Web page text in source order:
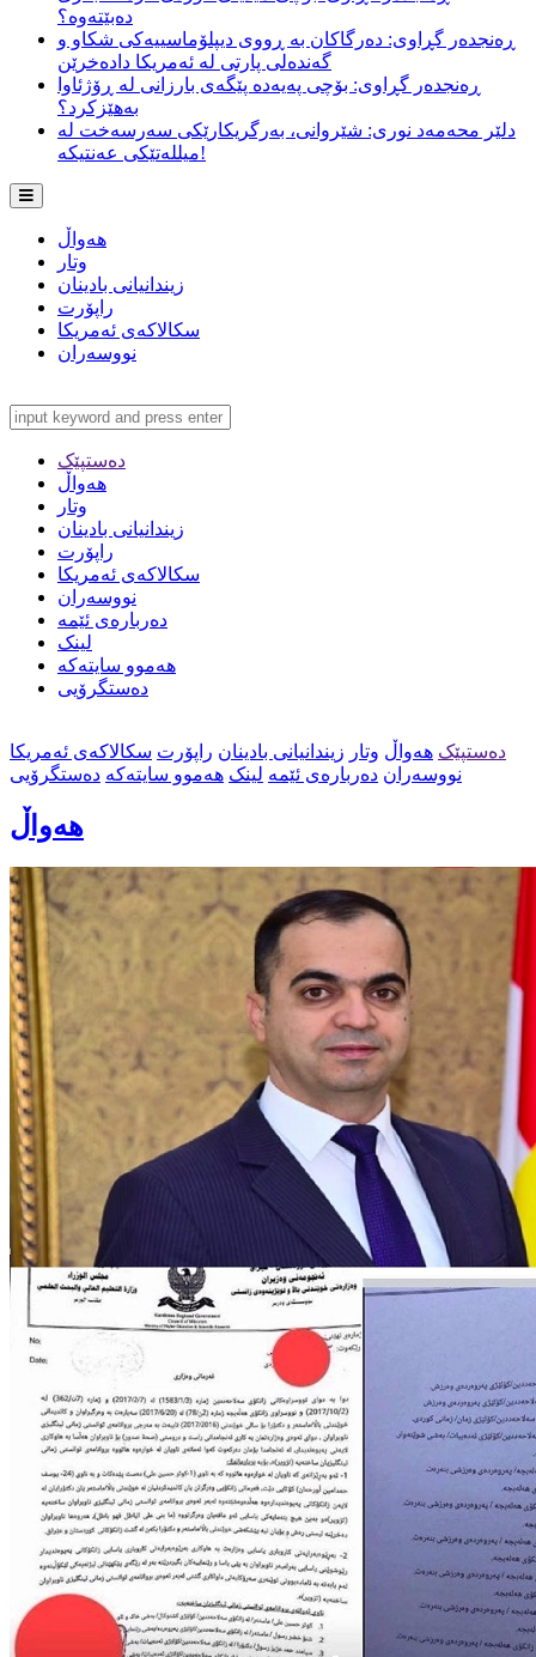
دەبێتەوە؟
ڕەنجدەر گڕاوی: دەرگاکان بە ڕووی دیپلۆماسییەکی شکاو و
گەندەلی پارتی لە ئەمریکا دادەخرێن
ڕەنجدەر گڕاوی: بۆچی پەیەدە پێگەی بارزانی لە ڕۆژئاوا
بەهێزکرد؟
دلێر محەمەد نوری: شێروانی، بەرگریکارێکی سەرسەخت لە
میللەتێکی عەنتیکە!
هەواڵ
وتار
زیندانیانی بادینان
راپۆرت
سکالاکەی ئەمریکا
نووسەران
دەستپێک
هەواڵ
وتار
زیندانیانی بادینان
راپۆرت
سکالاکەی ئەمریکا
نووسەران
دەربارەی ئێمە
لینک
هەموو سایتەکە
دەستگرۆیی
دەستپێک هەواڵ وتار زیندانیانی بادینان راپۆرت سکالاکەی ئەمریکا
نووسەران دەربارەی ئێمە لینک هەموو سایتەکە دەستگرۆیی
هەواڵ